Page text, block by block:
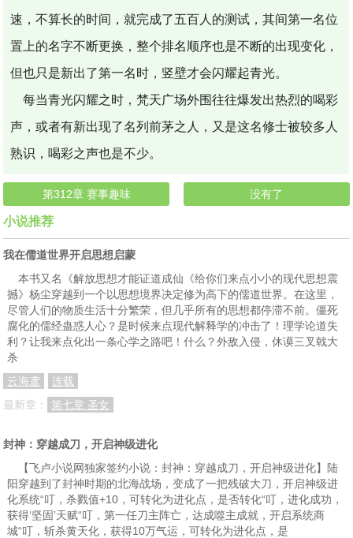
速，不算长的时间，就完成了五百人的测试，其间第一名位
置上的名字不断更换，整个排名顺序也是不断的出现变化，
但也只是新出了第一名时，竖壁才会闪耀起青光。
每当青光闪耀之时，梵天广场外围往往爆发出热烈的喝彩
声，或者有新出现了名列前茅之人，又是这名修士被较多人
熟识，喝彩之声也是不少。
第312章 赛事趣味 没有了
小说推荐
我在儒道世界开启思想启蒙
本书又名《解放思想才能证道成仙《给你们来点小小的现代思想震
撼》杨尘穿越到一个以思想境界决定修为高下的儒道世界。在这里，
尽管人们的物质生活十分繁荣，但几乎所有的思想都停滞不前。僵死
腐化的儒经蛊惑人心？是时候来点现代解释学的冲击了！理学论道失
利？让我来点化出一条心学之路吧！什么？外敌入侵，休谟三叉戟大
杀
云海鸢
连载
最新章：
第七章 圣女
封神：穿越成刀，开启神级进化
【飞卢小说网独家签约小说：封神：穿越成刀，开启神级进化】陆
阳穿越到了封神时期的北海战场，变成了一把残破大刀，开启神级进
化系统“叮，杀戮值+10，可转化为进化点，是否转化“叮，进化成功，
获得‘坚固’天赋“叮，第一任刀主阵亡，达成噬主成就，开启系统商
城“叮，斩杀黄天化，获得10万气运，可转化为进化点，是